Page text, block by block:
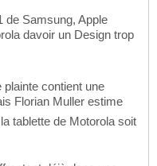
de Samsung, Apple
davoir un Design trop
contient une
Florian Muller estime
tablette de Motorola soit